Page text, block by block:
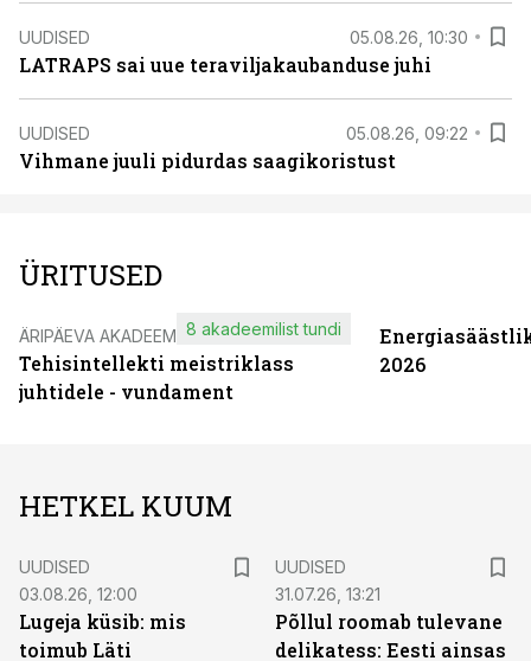
UUDISED 05.08.26, 10:30
LATRAPS sai uue teraviljakaubanduse juhi
UUDISED 05.08.26, 09:22
Vihmane juuli pidurdas saagikoristust
ÜRITUSED
ÄRIPÄEVA AKADEEMIA
Tehisintellekti meistriklass
juhtidele - vundament
8 akadeemilist tundi
2026
HETKEL KUUM
UUDISED
03.08.26, 12:00
Lugeja küsib: mis
toimub Läti
UUDISED
31.07.26, 13:21
Põllul roomab tulevane
delikatess: Eesti ainsas